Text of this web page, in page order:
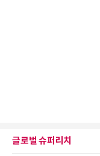
글로벌 슈퍼리치